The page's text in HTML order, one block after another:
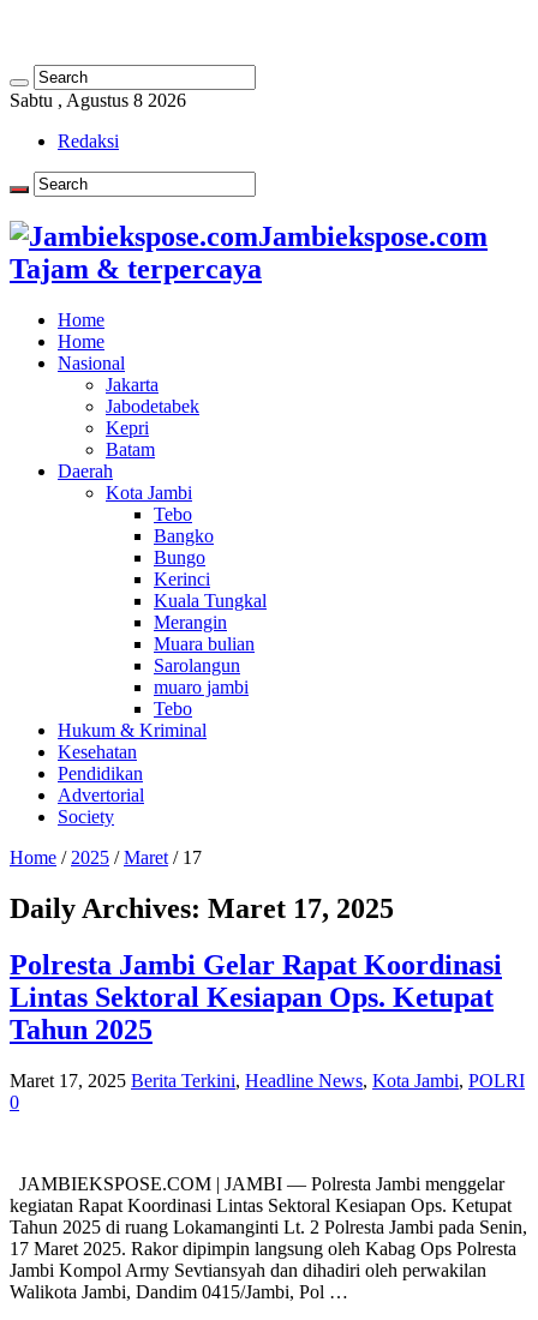
Sabtu , Agustus 8 2026
Redaksi
Jambiekspose.com
Tajam & terpercaya
Home
Home
Nasional
Jakarta
Jabodetabek
Kepri
Batam
Daerah
Kota Jambi
Tebo
Bangko
Bungo
Kerinci
Kuala Tungkal
Merangin
Muara bulian
Sarolangun
muaro jambi
Tebo
Hukum & Kriminal
Kesehatan
Pendidikan
Advertorial
Society
Home / 2025 / Maret / 17
Daily Archives: Maret 17, 2025
Polresta Jambi Gelar Rapat Koordinasi
Lintas Sektoral Kesiapan Ops. Ketupat
Tahun 2025
Maret 17, 2025 Berita Terkini, Headline News, Kota Jambi, POLRI
0
JAMBIEKSPOSE.COM | JAMBI — Polresta Jambi menggelar
kegiatan Rapat Koordinasi Lintas Sektoral Kesiapan Ops. Ketupat
Tahun 2025 di ruang Lokamanginti Lt. 2 Polresta Jambi pada Senin,
17 Maret 2025. Rakor dipimpin langsung oleh Kabag Ops Polresta
Jambi Kompol Army Sevtiansyah dan dihadiri oleh perwakilan
Walikota Jambi, Dandim 0415/Jambi, Pol …